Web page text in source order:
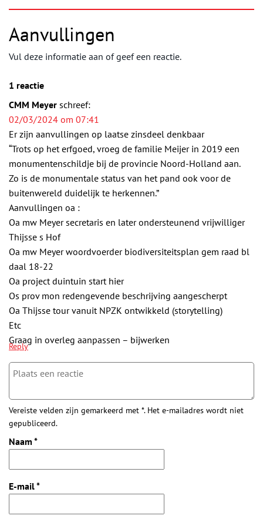
Aanvullingen
Vul deze informatie aan of geef een reactie.
1 reactie
CMM Meyer schreef:
02/03/2024 om 07:41
Er zijn aanvullingen op laatse zinsdeel denkbaar
“Trots op het erfgoed, vroeg de familie Meijer in 2019 een
monumentenschildje bij de provincie Noord-Holland aan.
Zo is de monumentale status van het pand ook voor de
buitenwereld duidelijk te herkennen.”
Aanvullingen oa :
Oa mw Meyer secretaris en later ondersteunend vrijwilliger
Thijsse s Hof
Oa mw Meyer woordvoerder biodiversiteitsplan gem raad bl
daal 18-22
Oa project duintuin start hier
Os prov mon redengevende beschrijving aangescherpt
Oa Thijsse tour vanuit NPZK ontwikkeld (storytelling)
Etc
Graag in overleg aanpassen – bijwerken
Reply
Vereiste velden zijn gemarkeerd met *. Het e-mailadres wordt niet
gepubliceerd.
Naam *
E-mail*